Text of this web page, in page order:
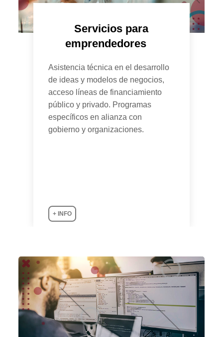
Servicios para
emprendedores
Asistencia técnica en el desarrollo
de ideas y modelos de negocios,
acceso líneas de financiamiento
público y privado. Programas
específicos en alianza con
gobierno y organizaciones.
+ INFO